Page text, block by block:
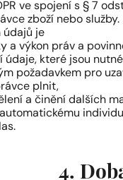
ve spojení s § 7
zboží nebo služby.
údajů je
a výkon práv a
údaje, které jsou
požadavkem pro
plnit,
a činění dalších
4.